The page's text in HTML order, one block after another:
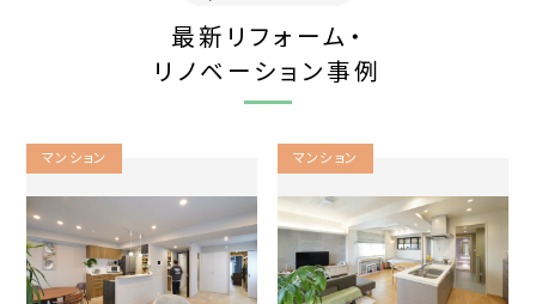
最新リフォーム・
リノベーション事例
マンション マンション